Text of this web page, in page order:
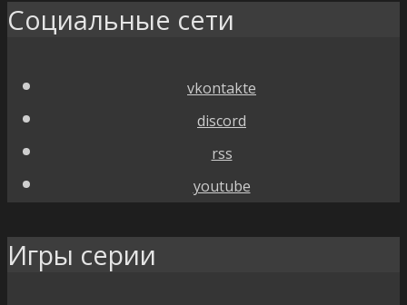
Социальные сети
vkontakte
discord
rss
youtube
Игры серии